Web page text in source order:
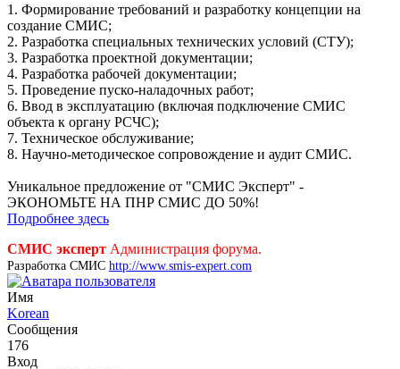
1. Формирование требований и разработку концепции на
создание СМИС;
2. Разработка специальных технических условий (СТУ);
3. Разработка проектной документации;
4. Разработка рабочей документации;
5. Проведение пуско-наладочных работ;
6. Ввод в эксплуатацию (включая подключение СМИС
объекта к органу РСЧС);
7. Техническое обслуживание;
8. Научно-методическое сопровождение и аудит СМИС.
Уникальное предложение от "СМИС Эксперт" -
ЭКОНОМЬТЕ НА ПНР СМИС ДО 50%!
Подробнее здесь
СМИС эксперт Администрация форума.
Разработка СМИС http://www.smis-expert.com
Имя
Korean
Сообщения
176
Вход